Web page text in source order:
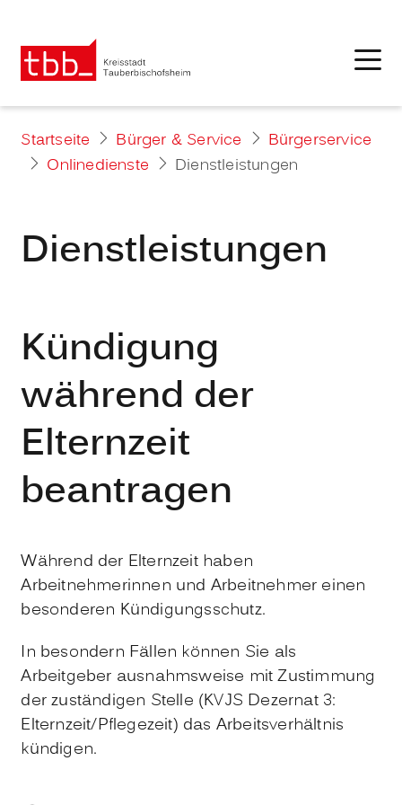
Startseite Bürger & Service
Bürgerservice
Onlinedienste
Dienstleistungen
Dienstleistungen
Kündigung
während der
Elternzeit
beantragen
Während der Elternzeit haben
Arbeitnehmerinnen und Arbeitnehmer einen
besonderen Kündigungsschutz.
In besondern Fällen können Sie als
Arbeitgeber ausnahmsweise mit Zustimmung
der zuständigen Stelle (KVJS Dezernat 3:
Elternzeit/Pflegezeit) das Arbeitsverhältnis
kündigen.